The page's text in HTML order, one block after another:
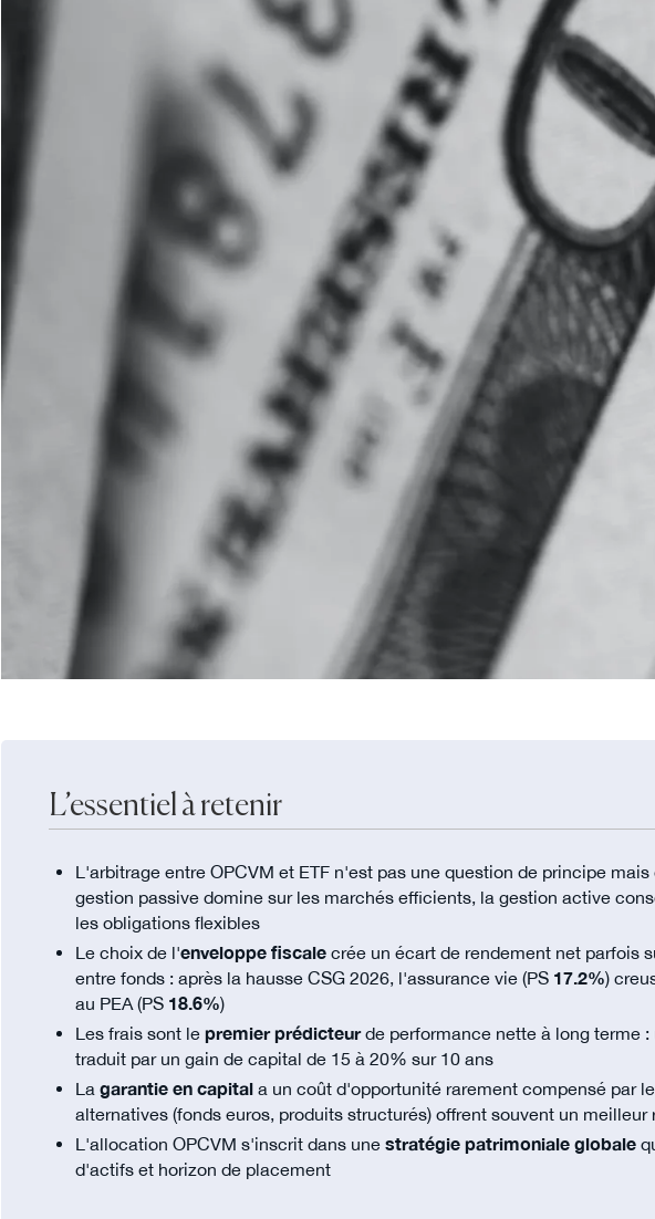
L’essentiel à retenir
L'arbitrage entre OPCVM et ETF n'est pas une question de principe
gestion passive domine sur les marchés efficients, la gestion active
les obligations flexibles
Le choix de l'enveloppe fiscale crée un écart de rendement net parfois
entre fonds : après la hausse CSG 2026, l'assurance vie (PS 17.2%)
au PEA (PS 18.6%)
Les frais sont lepremier prédicteurde performance nette à long terme :
traduit par un gain de capital de 15 à 20% sur 10 ans
Lagarantie en capital a un coût d'opportunité rarement compensé par
alternatives (fonds euros, produits structurés) offrent souvent un
L'allocation OPCVM s'inscrit dans unestratégie patrimoniale globale
d'actifs et horizon de placement